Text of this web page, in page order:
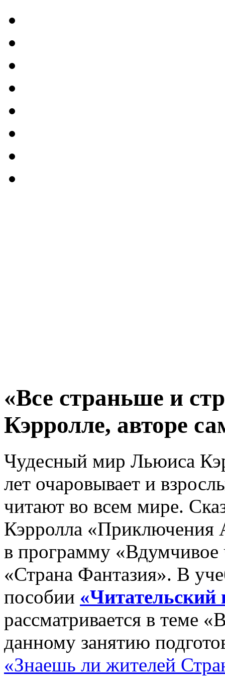
«Все страньше и
Кэрролле, авторе
Чудесный мир Льюиса
лет очаровывает и
читают во всем мире.
Кэрролла «Приключения
в программу «Вдумчивое
«Страна Фантазия». В
пособии «Читательский
рассматривается в теме
данному занятию
«Знаешь ли жителей